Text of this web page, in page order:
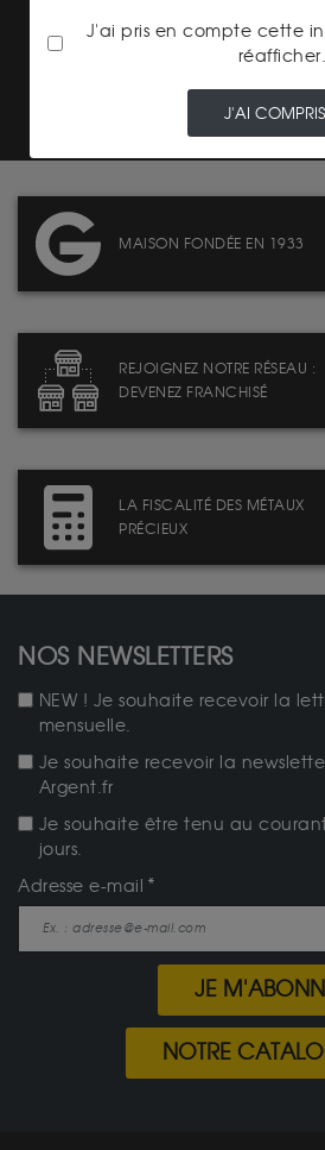
MAISON FONDÉE EN 1933
REJOIGNEZ NOTRE RÉSEAU :
DEVENEZ FRANCHISÉ
LA FISCALITÉ DES MÉTAUX
PRÉCIEUX
NOS NEWSLETTERS
NEW ! Je souhaite recevoir la
mensuelle.
Je souhaite recevoir la
Argent.fr
Je souhaite être tenu au
jours.
Adresse e-mail
JE
NOTRE
J'ai pris en compte cette
réafficher.
J'AI COMPRIS